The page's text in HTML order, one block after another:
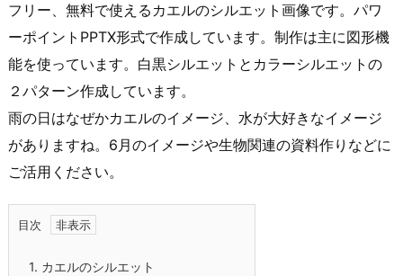
フリー、無料で使えるカエルのシルエット画像です。パワ
ーポイントPPTX形式で作成しています。制作は主に図形機
能を使っています。白黒シルエットとカラーシルエットの
２パターン作成しています。
雨の日はなぜかカエルのイメージ、水が大好きなイメージ
がありますね。6月のイメージや生物関連の資料作りなどに
ご活用ください。
目次
1. カエルのシルエット